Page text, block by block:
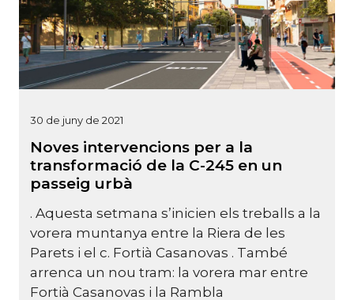
30 de juny de 2021
Noves intervencions per a la
transformació de la C-245 en un
passeig urbà
. Aquesta setmana s’inicien els treballs a la
vorera muntanya entre la Riera de les
Parets i el c. Fortià Casanovas . També
arrenca un nou tram: la vorera mar entre
Fortià Casanovas i la Rambla